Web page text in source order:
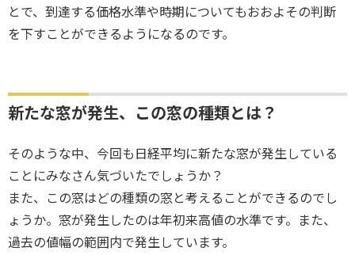
とで、到達する価格水準や時期についてもおおよその判断
を下すことができるようになるのです。
新たな窓が発生、この窓の種類とは？
そのような中、今回も日経平均に新たな窓が発生している
ことにみなさん気づいたでしょうか？
また、この窓はどの種類の窓と考えることができるのでし
ょうか。窓が発生したのは年初来高値の水準です。また、
過去の値幅の範囲内で発生しています。